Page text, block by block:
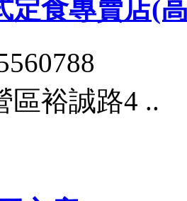
定食專賣店(
區裕誠路4 ..